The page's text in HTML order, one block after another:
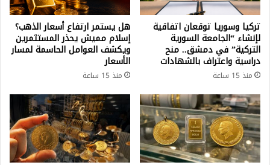
تركيا وسوريا توقعان اتفاقية
لإنشاء “الجامعة السورية
التركية” في دمشق.. منح
دراسية واعتراف بالشهادات
منذ 15 ساعة
هل يستمر ارتفاع أسعار الذهب؟
إسلام مميش يحذر المستثمرين
ويكشف العوامل الحاسمة لمسار
الأسعار
منذ 15 ساعة